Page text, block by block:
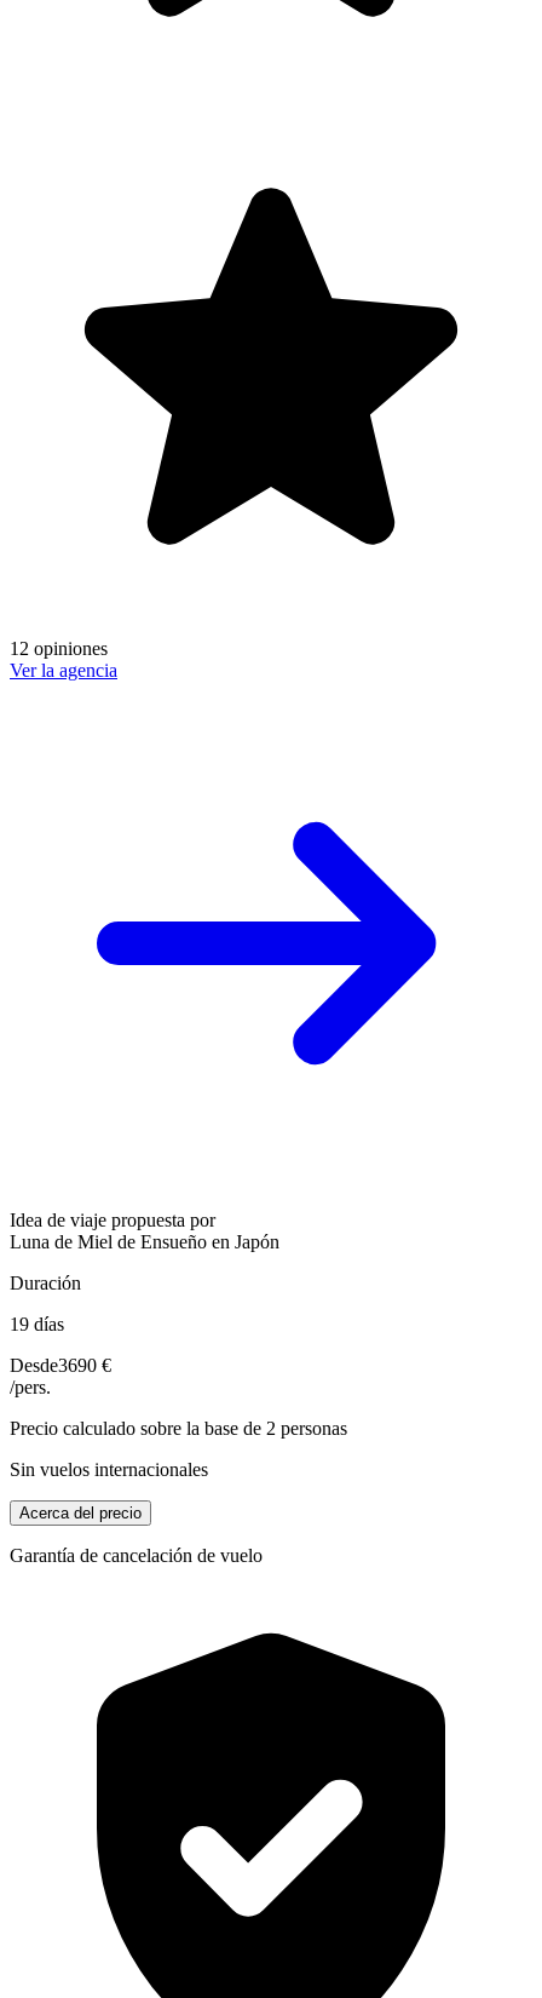
12 opiniones
Ver la agencia
Idea de viaje propuesta por
Luna de Miel de Ensueño en Japón
Duración
19 días
Desde3690 €
/pers.
Precio calculado sobre la base de 2 personas
Sin vuelos internacionales
Acerca del precio
Garantía de cancelación de vuelo